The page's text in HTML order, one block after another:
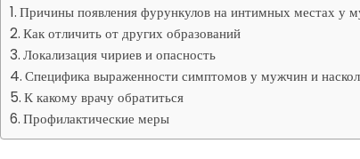
Причины появления фурункулов на интимных местах у
Как отличить от других образований
Локализация чириев и опасность
Специфика выраженности симптомов у мужчин и
К какому врачу обратиться
Профилактические меры